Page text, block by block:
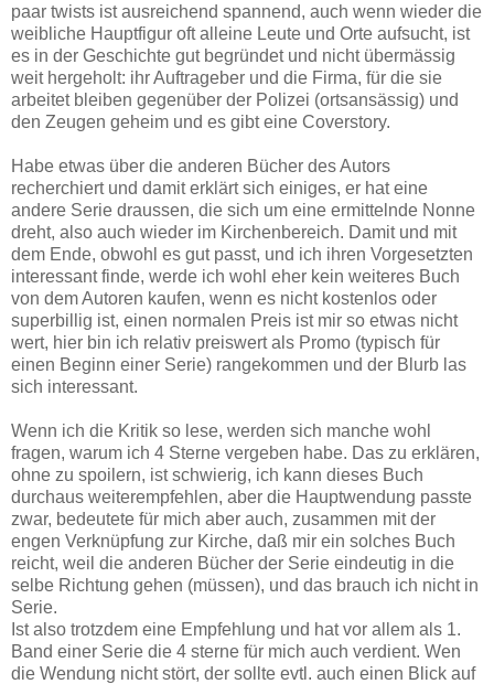
paar twists ist ausreichend spannend, auch wenn wieder die
weibliche Hauptfigur oft alleine Leute und Orte aufsucht, ist
es in der Geschichte gut begründet und nicht übermässig
weit hergeholt: ihr Auftrageber und die Firma, für die sie
arbeitet bleiben gegenüber der Polizei (ortsansässig) und
den Zeugen geheim und es gibt eine Coverstory.
Habe etwas über die anderen Bücher des Autors
recherchiert und damit erklärt sich einiges, er hat eine
andere Serie draussen, die sich um eine ermittelnde Nonne
dreht, also auch wieder im Kirchenbereich. Damit und mit
dem Ende, obwohl es gut passt, und ich ihren Vorgesetzten
interessant finde, werde ich wohl eher kein weiteres Buch
von dem Autoren kaufen, wenn es nicht kostenlos oder
superbillig ist, einen normalen Preis ist mir so etwas nicht
wert, hier bin ich relativ preiswert als Promo (typisch für
einen Beginn einer Serie) rangekommen und der Blurb las
sich interessant.
Wenn ich die Kritik so lese, werden sich manche wohl
fragen, warum ich 4 Sterne vergeben habe. Das zu erklären,
ohne zu spoilern, ist schwierig, ich kann dieses Buch
durchaus weiterempfehlen, aber die Hauptwendung passte
zwar, bedeutete für mich aber auch, zusammen mit der
engen Verknüpfung zur Kirche, daß mir ein solches Buch
reicht, weil die anderen Bücher der Serie eindeutig in die
selbe Richtung gehen (müssen), und das brauch ich nicht in
Serie.
Ist also trotzdem eine Empfehlung und hat vor allem als 1.
Band einer Serie die 4 sterne für mich auch verdient. Wen
die Wendung nicht stört, der sollte evtl. auch einen Blick auf